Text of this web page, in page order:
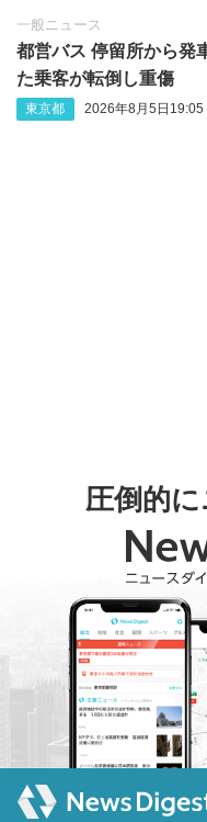
一般ニュース
都営バス 停留所から発
た乗客が転倒し重傷
東京都 2026年8月5日19:05
圧倒的